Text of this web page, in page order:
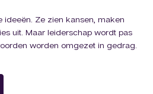
ideeën. Ze zien kansen, maken
uit. Maar leiderschap wordt pas
worden omgezet in gedrag.